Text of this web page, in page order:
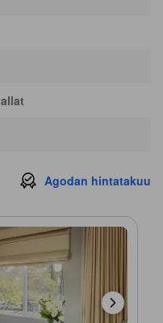
Agodan hintatakuu